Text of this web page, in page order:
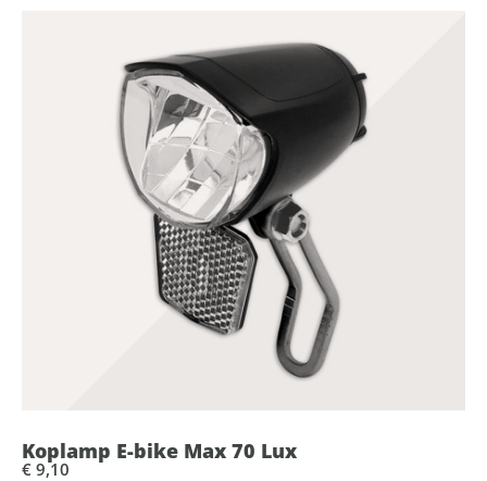
Koplamp E-bike Max 70 Lux
€ 9,10